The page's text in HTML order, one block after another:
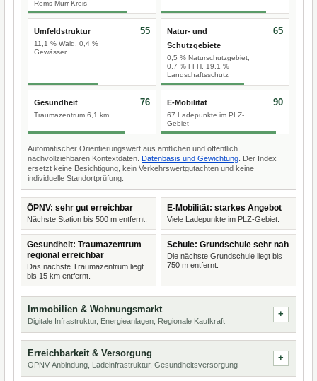
Rems-Murr-Kreis
Umfeldstruktur
11,1 % Wald, 0,4 %
Gewässer
55
Natur- und
Schutzgebiete
0,5 % Naturschutzgebiet,
0,7 % FFH, 19,1 %
Landschaftsschutz
65
Gesundheit
Traumazentrum 6,1 km
76 E-Mobilität
67 Ladepunkte im PLZ-
Gebiet
90
Automatischer Orientierungswert aus amtlichen und öffentlich
nachvollziehbaren Kontextdaten. Datenbasis und Gewichtung . Der Index
ersetzt keine Besichtigung, kein Verkehrswertgutachten und keine
individuelle Standortprüfung.
ÖPNV: sehr gut erreichbar
Nächste Station bis 500 m entfernt.
E-Mobilität: starkes Angebot
Viele Ladepunkte im PLZ-Gebiet.
Gesundheit: Traumazentrum
regional erreichbar
Das nächste Traumazentrum liegt
bis 15 km entfernt.
Schule: Grundschule sehr nah
Die nächste Grundschule liegt bis
750 m entfernt.
Immobilien & Wohnungsmarkt
Digitale Infrastruktur, Energieanlagen, Regionale Kaufkraft
Erreichbarkeit & Versorgung
ÖPNV-Anbindung, Ladeinfrastruktur, Gesundheitsversorgung